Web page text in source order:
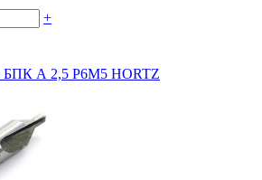
+
БПК А 2,5 Р6М5 HORTZ